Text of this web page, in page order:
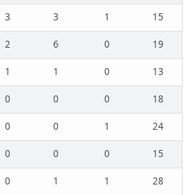
3 3 1
15
2 6 0
19
1 1 0
13
0 0 0
18
0 0 1
24
0 0 0
15
0 1 1
28